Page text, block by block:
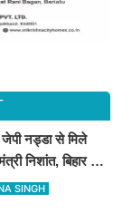
जेपी नड्डा से मिले
निशांत, बिहार की
पर हुई अहम चर्चा
SINGH